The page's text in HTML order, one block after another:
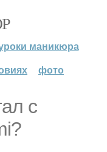
маникюра
фото
с